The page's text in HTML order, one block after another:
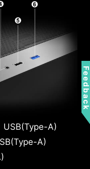
USB(Type-A)
(Type-A)